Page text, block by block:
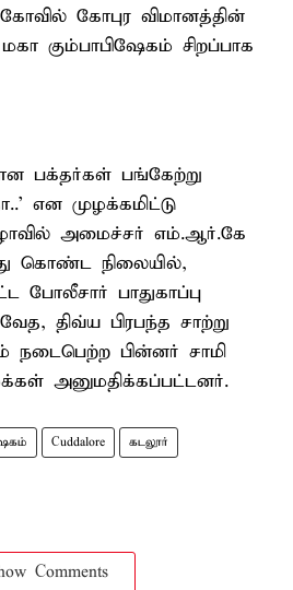
கோபுர விமானத்தின்
கும்பாபிஷேகம் சிறப்பாக
பக்தர்கள் பங்கேற்று
என முழக்கமிட்டு
அமைச்சர் எம்.ஆர்.கே
கொண்ட நிலையில்,
போலீசார் பாதுகாப்பு
திவ்ய பிரபந்த சாற்று
நடைபெற்ற பின்னர் சாமி
அனுமதிக்கப்பட்டனர்.
Cuddalore கடலூர்
Comments